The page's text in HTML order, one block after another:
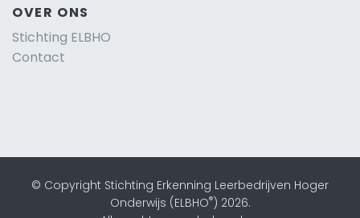
OVER ONS
Stichting ELBHO
Contact
© Copyright Stichting Erkenning Leerbedrijven Hoger
Onderwijs (ELBHO®) 2026.